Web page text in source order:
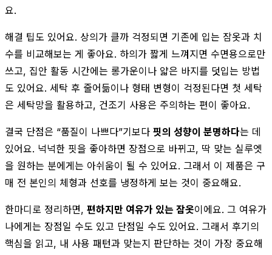
요.
해결 팁도 있어요. 상의가 클까 걱정되면 기존에 입는 잠옷과 치
수를 비교해보는 게 좋아요. 하의가 짧게 느껴지면 수면용으로만
쓰고, 집안 활동 시간에는 롱가운이나 얇은 바지를 덧입는 방법
도 있어요. 세탁 후 줄어듦이나 형태 변형이 걱정된다면 첫 세탁
은 세탁망을 활용하고, 건조기 사용은 주의하는 편이 좋아요.
결국 단점은 “품질이 나쁘다”기보다 핏의 성향이 분명하다는 데
있어요. 넉넉한 핏을 좋아하면 장점으로 바뀌고, 딱 맞는 실루엣
을 원하는 분에게는 아쉬움이 될 수 있어요. 그래서 이 제품은 구
매 전 본인의 체형과 선호를 냉정하게 보는 것이 중요해요.
한마디로 정리하면, 편하지만 여유가 있는 잠옷이에요. 그 여유가
나에게는 장점일 수도 있고 단점일 수도 있어요. 그래서 후기의
핵심을 읽고, 내 사용 패턴과 맞는지 판단하는 것이 가장 중요해